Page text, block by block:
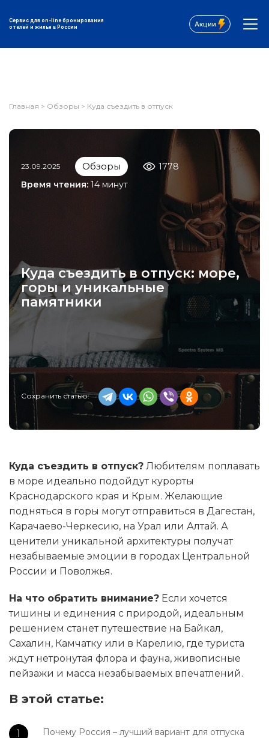
Сервис для on-line бронирования
отелей и жилья в России
Акции
Главная > Обзоры > Куда съездить в отпуск
23.09.2025 Обзоры
1778
Время чтения: 14 минут
Куда съездить в отпуск: море,
горы и уникальные
памятники
Сохранить статью:
Куда съездить в отпуск? Любителям поплавать
в море идеально подойдут курорты
Краснодарского края и Крым. Желающие
подняться в горы могут отправиться в Дагестан,
Карачаево-Черкесию, на Урал или Алтай. А
ценители уникальной архитектуры получат
незабываемые эмоции в городах Центральной
России и Поволжья.
На что обратить внимание? Если хочется
тишины и единения с природой, идеальным
решением станет путешествие на Байкал,
Сахалин, Камчатку или в Карелию, где туриста
ждут нетронутая флора и фауна, живописные
пейзажи и масса незабываемых впечатлений.
В этой статье:
Почему Россия – лучший вариант для отпуска